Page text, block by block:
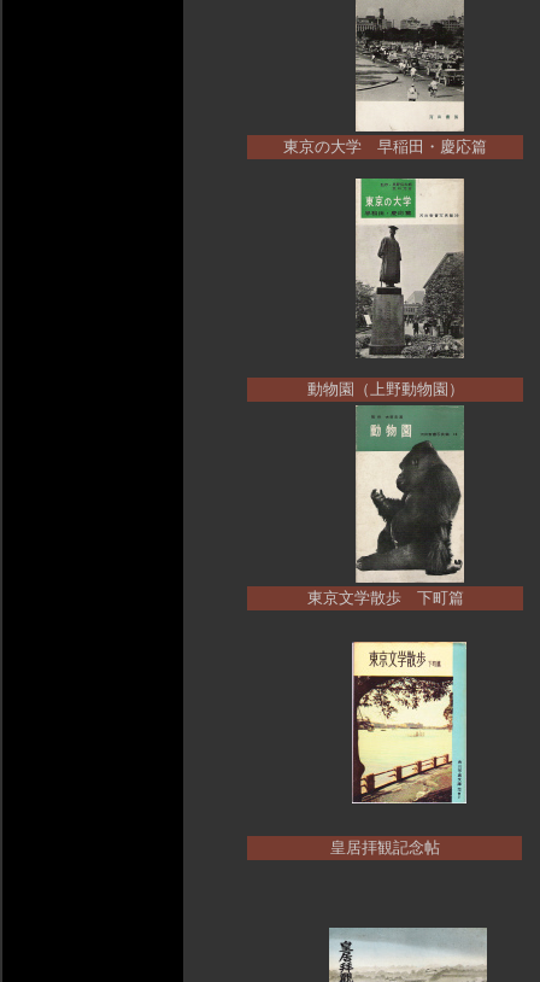
東京の大学 早稲田・慶応篇
動物園（上野動物園）
東京文学散歩 下町篇
皇居拝観記念帖